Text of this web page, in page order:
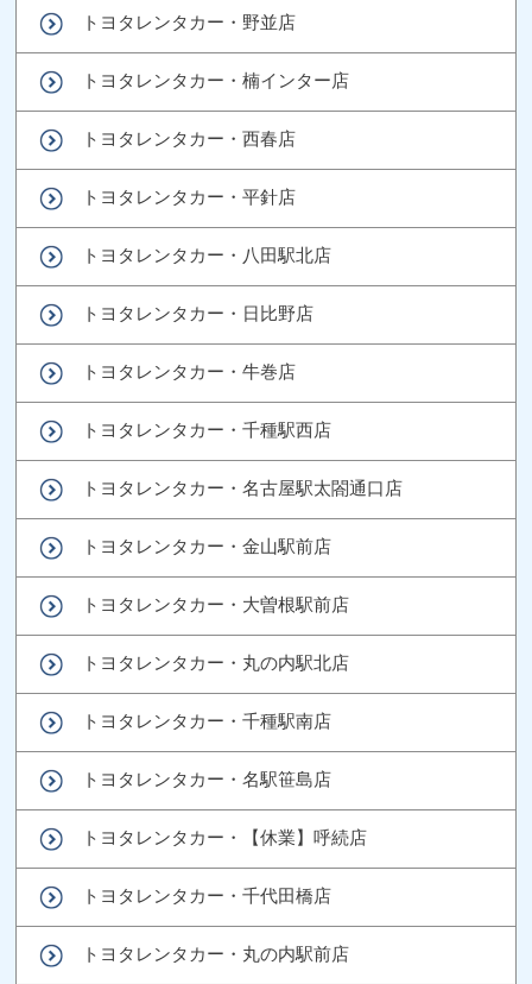
トヨタレンタカー・野並店
トヨタレンタカー・楠インター店
トヨタレンタカー・西春店
トヨタレンタカー・平針店
トヨタレンタカー・八田駅北店
トヨタレンタカー・日比野店
トヨタレンタカー・牛巻店
トヨタレンタカー・千種駅西店
トヨタレンタカー・名古屋駅太閤通口店
トヨタレンタカー・金山駅前店
トヨタレンタカー・大曽根駅前店
トヨタレンタカー・丸の内駅北店
トヨタレンタカー・千種駅南店
トヨタレンタカー・名駅笹島店
トヨタレンタカー・【休業】呼続店
トヨタレンタカー・千代田橋店
トヨタレンタカー・丸の内駅前店